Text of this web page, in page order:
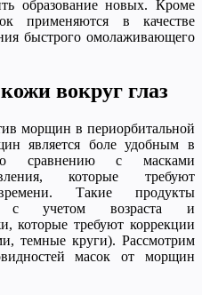
образование новых. Кроме
применяются в качестве
быстрого омолаживающего
вокруг глаз
морщин в периорбитальной
является боле удобным в
сравнению с масками
которые требуют
Такие продукты
с учетом возраста и
которые требуют коррекции
темные круги). Рассмотрим
масок от морщин